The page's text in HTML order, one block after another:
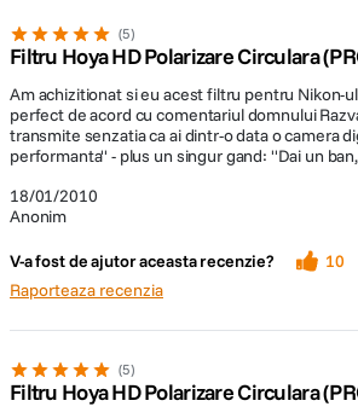
5
Filtru Hoya HD Polarizare Circulara
18/01/2010
Anonim
Am achizitionat si eu acest filtru pentru Nikon-
perfect de acord cu comentariul domnului
transmite senzatia ca ai dintr-o data o camera
performanta'' - plus un singur gand: ''Dai un
V-a fost de ajutor aceasta recenzie? 10
Raporteaza recenzia
5
Filtru Hoya HD Polarizare Circulara